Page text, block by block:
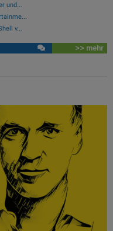
und...
v...
>> mehr